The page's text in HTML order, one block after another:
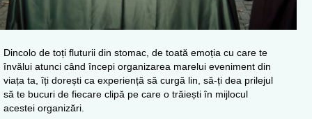
Dincolo de toți fluturii din stomac, de toată emoția cu care te
învălui atunci când începi organizarea marelui eveniment din
viața ta, îți dorești ca experiență să curgă lin, să-ți dea prilejul
să te bucuri de fiecare clipă pe care o trăiești în mijlocul
acestei organizări.